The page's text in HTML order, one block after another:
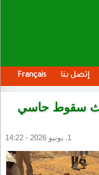
إتصل بنا Français
سقوط حاسي
1. يونيو 2026 - 14:22